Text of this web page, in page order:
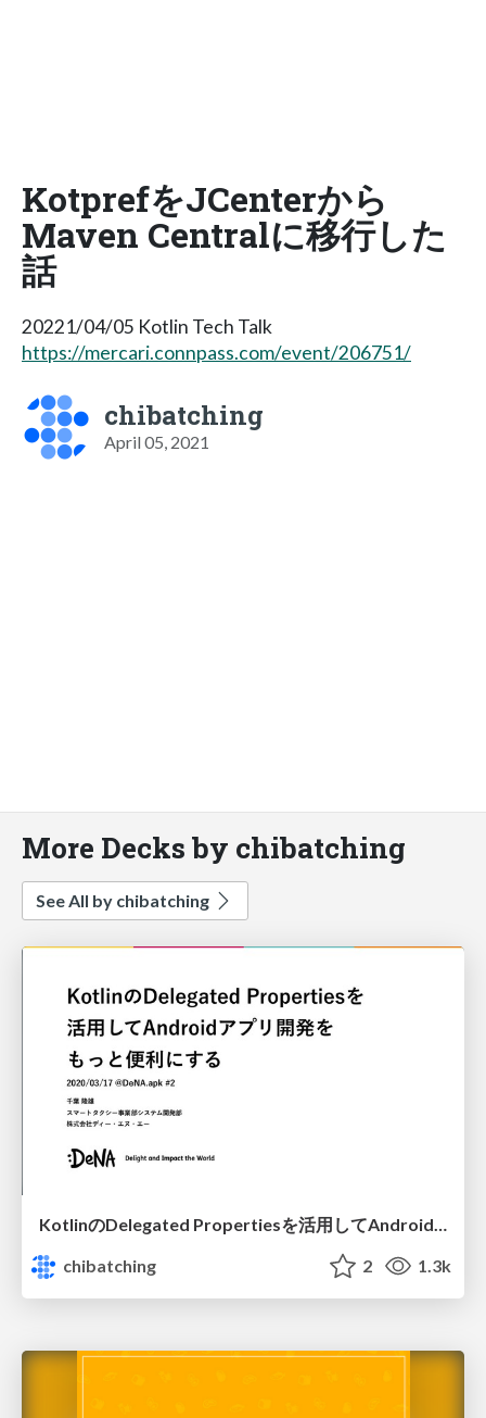
KotprefをJCenterから
Maven Centralに移行した
話
20221/04/05 Kotlin Tech Talk
https://mercari.connpass.com/event/206751/
chibatching
April 05, 2021
More Decks by chibatching
See All by chibatching
KotlinのDelegated Propertiesを活用してAndroidアプリ開発をもっと便利にする
chibatching
2 1.3k